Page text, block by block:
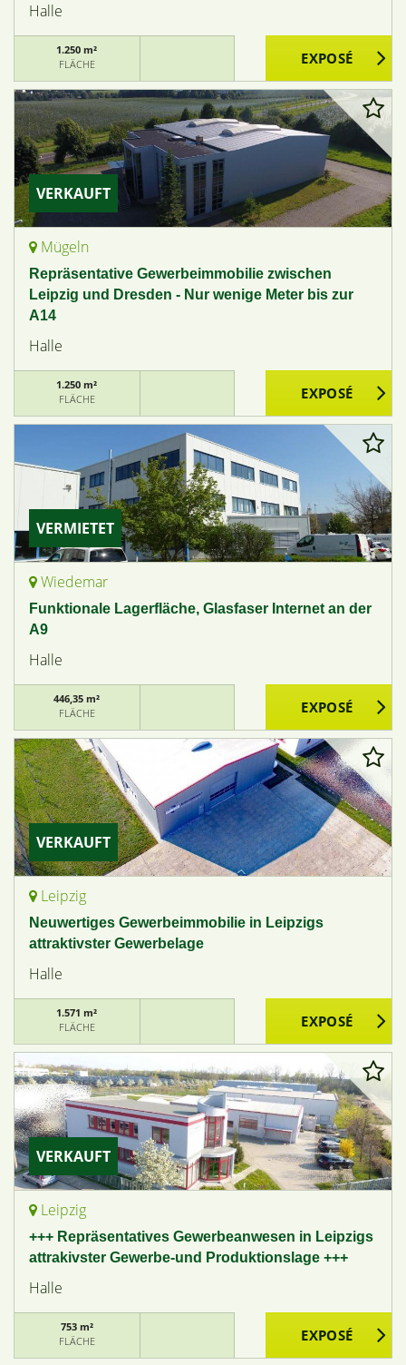
Halle
1.250 m²
FLÄCHE
VERKAUFT
Mügeln
Repräsentative Gewerbeimmobilie zwischen
Leipzig und Dresden - Nur wenige Meter bis zur
A14
Halle
1.250 m²
FLÄCHE
VERMIETET
Wiedemar
Funktionale Lagerfläche, Glasfaser Internet an der
A9
Halle
446,35 m²
FLÄCHE
VERKAUFT
Leipzig
Neuwertiges Gewerbeimmobilie in Leipzigs
attraktivster Gewerbelage
Halle
1.571 m²
FLÄCHE
VERKAUFT
Leipzig
+++ Repräsentatives Gewerbeanwesen in Leipzigs
attrakivster Gewerbe-und Produktionslage +++
Halle
753 m²
FLÄCHE